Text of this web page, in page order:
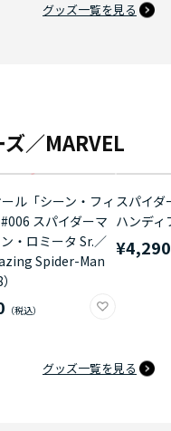
グッズ一覧を見る
／MARVEL
ル「シーン・フィ
スパイダーマ
・ロミータ Sr.／
Spider-Man
スパイ
ハンディ
¥4,290
グッズ一覧を見る